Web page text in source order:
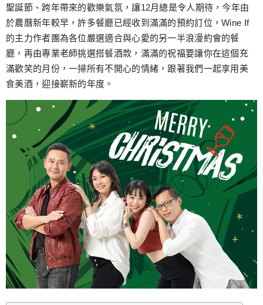
跳
至
主
要
內
容
聖誕節、跨年帶來的歡樂氣氛，讓12月總是令人期待，今年由
於農曆新年較早，許多餐廳已經收到滿滿的預約訂位，Wine If
的主力作者團為各位嚴選適合與心愛的另一半浪漫約會的餐
廳，再由專業老師挑選搭餐酒款，滿滿的祝福要讓你在這個充
滿歡笑的月份，一掃所有不開心的情緒，跟著我們一起享用美
食美酒，迎接嶄新的年度。